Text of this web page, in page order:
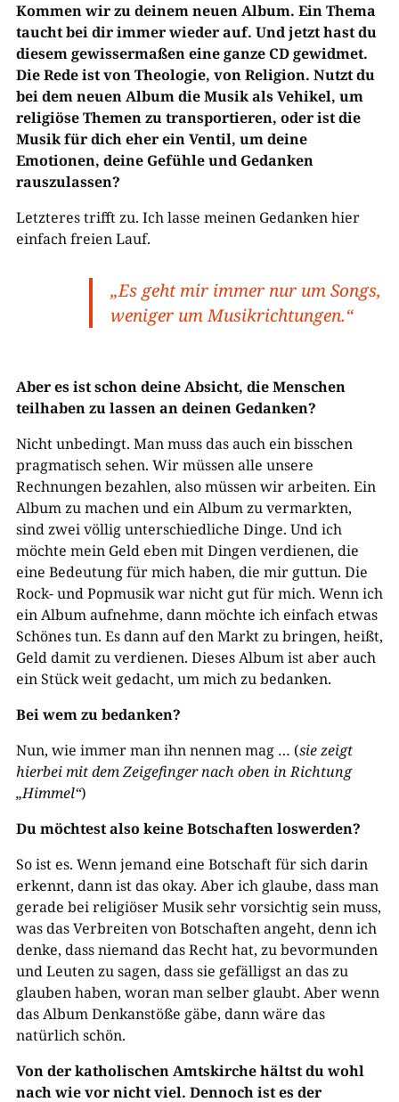
Kommen wir zu deinem neuen Album. Ein Thema
taucht bei dir immer wieder auf. Und jetzt hast du
diesem gewissermaßen eine ganze CD gewidmet.
Die Rede ist von Theologie, von Religion. Nutzt du
bei dem neuen Album die Musik als Vehikel, um
religiöse Themen zu transportieren, oder ist die
Musik für dich eher ein Ventil, um deine
Emotionen, deine Gefühle und Gedanken
rauszulassen?
Letzteres trifft zu. Ich lasse meinen Gedanken hier
einfach freien Lauf.
„Es geht mir immer nur um Songs,
weniger um Musikrichtungen.“
Aber es ist schon deine Absicht, die Menschen
teilhaben zu lassen an deinen Gedanken?
Nicht unbedingt. Man muss das auch ein bisschen
pragmatisch sehen. Wir müssen alle unsere
Rechnungen bezahlen, also müssen wir arbeiten. Ein
Album zu machen und ein Album zu vermarkten,
sind zwei völlig unterschiedliche Dinge. Und ich
möchte mein Geld eben mit Dingen verdienen, die
eine Bedeutung für mich haben, die mir guttun. Die
Rock- und Popmusik war nicht gut für mich. Wenn ich
ein Album aufnehme, dann möchte ich einfach etwas
Schönes tun. Es dann auf den Markt zu bringen, heißt,
Geld damit zu verdienen. Dieses Album ist aber auch
ein Stück weit gedacht, um mich zu bedanken.
Bei wem zu bedanken?
Nun, wie immer man ihn nennen mag … (sie zeigt
hierbei mit dem Zeigefinger nach oben in Richtung
„Himmel“)
Du möchtest also keine Botschaften loswerden?
So ist es. Wenn jemand eine Botschaft für sich darin
erkennt, dann ist das okay. Aber ich glaube, dass man
gerade bei religiöser Musik sehr vorsichtig sein muss,
was das Verbreiten von Botschaften angeht, denn ich
denke, dass niemand das Recht hat, zu bevormunden
und Leuten zu sagen, dass sie gefälligst an das zu
glauben haben, woran man selber glaubt. Aber wenn
das Album Denkanstöße gäbe, dann wäre das
natürlich schön.
Von der katholischen Amtskirche hältst du wohl
nach wie vor nicht viel. Dennoch ist es der